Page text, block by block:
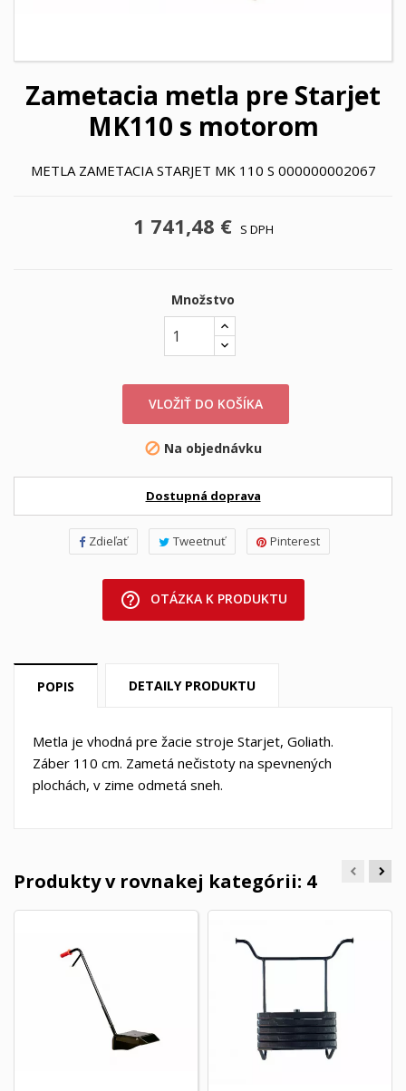
Zametacia metla pre Starjet
MK110 s motorom
METLA ZAMETACIA STARJET MK 110 S 000000002067
1 741,48 € S DPH
Množstvo
VLOŽIŤ DO KOŠÍKA
 Na objednávku
Dostupná doprava
Zdieľať Tweetnuť Pinterest
help_outline OTÁZKA K PRODUKTU
POPIS DETAILY PRODUKTU
Metla je vhodná pre žacie stroje Starjet, Goliath.
Záber 110 cm. Zametá nečistoty na spevnených
plochách, v zime odmetá sneh.
Produkty v rovnakej kategórii: 4